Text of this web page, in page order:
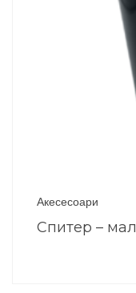
Акесесоари
Спитер – мал